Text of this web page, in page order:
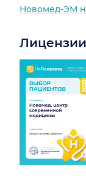
Новомед-ЭМ